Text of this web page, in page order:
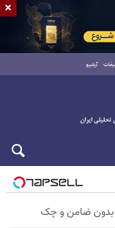
آرشیو
×